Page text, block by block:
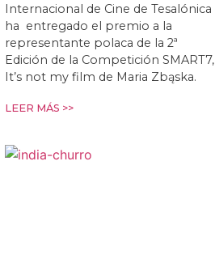
Internacional de Cine de Tesalónica
ha entregado el premio a la
representante polaca de la 2ª
Edición de la Competición SMART7,
It’s not my film de Maria Zbąska.
LEER MÁS >>